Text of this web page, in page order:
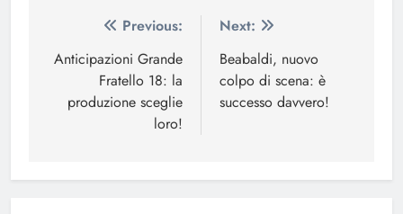
Navigazione
articoli
Previous:
Anticipazioni Grande
Fratello 18: la
produzione sceglie
loro!
Next:
Beabaldi, nuovo
colpo di scena: è
successo davvero!